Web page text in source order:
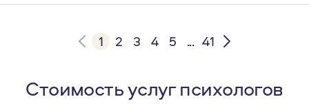
1 2 3 4 5 ... 41
Стоимость услуг психологов